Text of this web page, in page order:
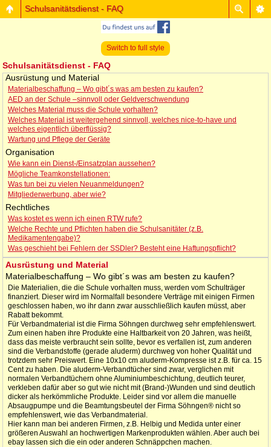
Schulsanitätsdienst - FAQ
Switch to full style
Schulsanitätsdienst - FAQ
Ausrüstung und Material
Materialbeschaffung – Wo gibt´s was am besten zu kaufen?
AED an der Schule –sinnvoll oder Geldverschwendung
Welches Material muss die Schule vorhalten?
Welches Material ist weitergehend sinnvoll, welches nice-to-have und
welches eigentlich überflüssig?
Wartung und Pflege der Geräte
Organisation
Wie kann ein Dienst-/Einsatzplan aussehen?
Mögliche Teamkonstellationen:
Was tun bei zu vielen Neuanmeldungen?
Mitgliederwerbung, aber wie?
Rechtliches
Was kostet es wenn ich einen RTW rufe?
Welche Rechte und Pflichten haben die Schulsanitäter (z.B.
Medikamentengabe)?
Was geschieht bei Fehlern der SSDler? Besteht eine Haftungspflicht?
Ausrüstung und Material
Materialbeschaffung – Wo gibt´s was am besten zu kaufen?
Die Materialien, die die Schule vorhalten muss, werden vom Schulträger
finanziert. Dieser wird im Normalfall besondere Verträge mit einigen Firmen
geschlossen haben, wo ihr dann zwar ausschließlich kaufen müsst, aber
Rabatt bekommt.
Für Verbandmaterial ist die Firma Söhngen durchweg sehr empfehlenswert.
Zum einen haben ihre Produkte eine Haltbarkeit von 20 Jahren, was heißt,
dass das meiste verbraucht sein sollte, bevor es verfallen ist, zum anderen
sind die Verbandstoffe (gerade aluderm) durchweg von hoher Qualität und
trotzdem sehr Preiswert. Eine 10x10 cm aluderm-Kompresse ist z.B. für ca. 15
Cent zu haben. Die aluderm-Verbandtücher sind zwar, verglichen mit
normalen Verbandtüchern ohne Aluminiumbeschichtung, deutlich teurer,
verkleben dafür aber so gut wie nicht mit (Brand-)Wunden und sind deutlich
dicker als herkömmliche Produkte. Leider sind vor allem die manuelle
Absaugpumpe und die Beamtungsbeutel der Firma Söhngen® nicht so
empfehlenswert, wie das Verbandmaterial.
Hier kann man bei anderen Firmen, z.B. Helbig und Medida unter einer
größeren Auswahl an hochwertigen Markenprodukten wählen. Aber auch bei
ebay lassen sich die ein oder anderen Schnäppchen machen.